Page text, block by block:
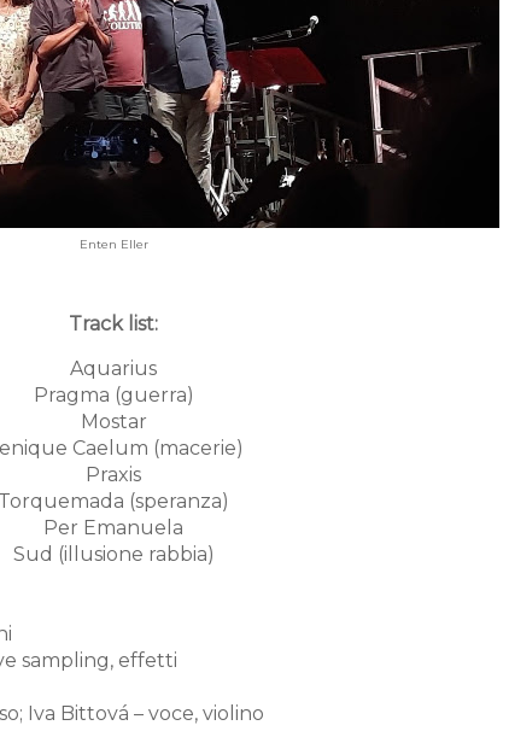
Enten Eller
Track list:
Aquarius
Pragma (guerra)
Mostar
Caelum (macerie)
Praxis
(speranza)
Per Emanuela
Sud (illusione rabbia)
sampling, effetti
Iva Bittová – voce, violino